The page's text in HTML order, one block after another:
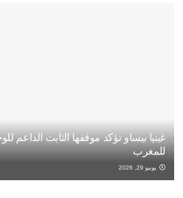
غينيا بيساو تؤكد موقفها الثابت الداعم
للمغرب
يونيو 29, 2026